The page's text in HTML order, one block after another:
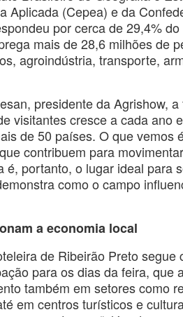
Aplicada (Cepea) e da
por cerca de 29,4%
mais de 28,6 milhões de
agroindústria, transporte,
presidente da Agrishow,
visitantes cresce a cada ano
de 50 países. O que vemos
contribuem para
é, portanto, o lugar ideal para
como o campo
a economia local
de Ribeirão Preto
para os dias da feira, que
também em setores como
em centros turísticos e